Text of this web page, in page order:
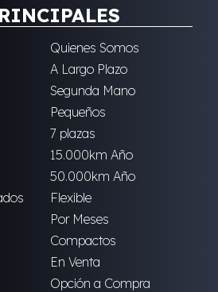
Quienes Somos
A Largo Plazo
Segunda Mano
Pequeños
7 plazas
15.000km Año
50.000km Año
Flexible
Por Meses
Compactos
En Venta
Opción a Compra